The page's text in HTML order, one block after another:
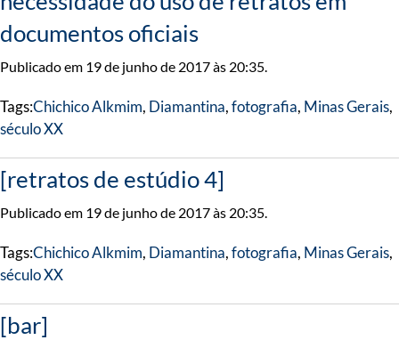
documentos oficiais
Publicado em 19 de junho de 2017 às 20:35.
Tags:Chichico Alkmim, Diamantina,fotografia, Minas Gerais,
século XX
[retratos de estúdio 4]
Publicado em 19 de junho de 2017 às 20:35.
Tags:Chichico Alkmim, Diamantina,fotografia, Minas Gerais,
século XX
[bar]